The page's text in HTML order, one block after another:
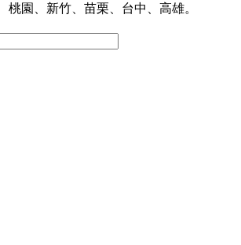
桃園、新竹、苗栗、台中、高雄。